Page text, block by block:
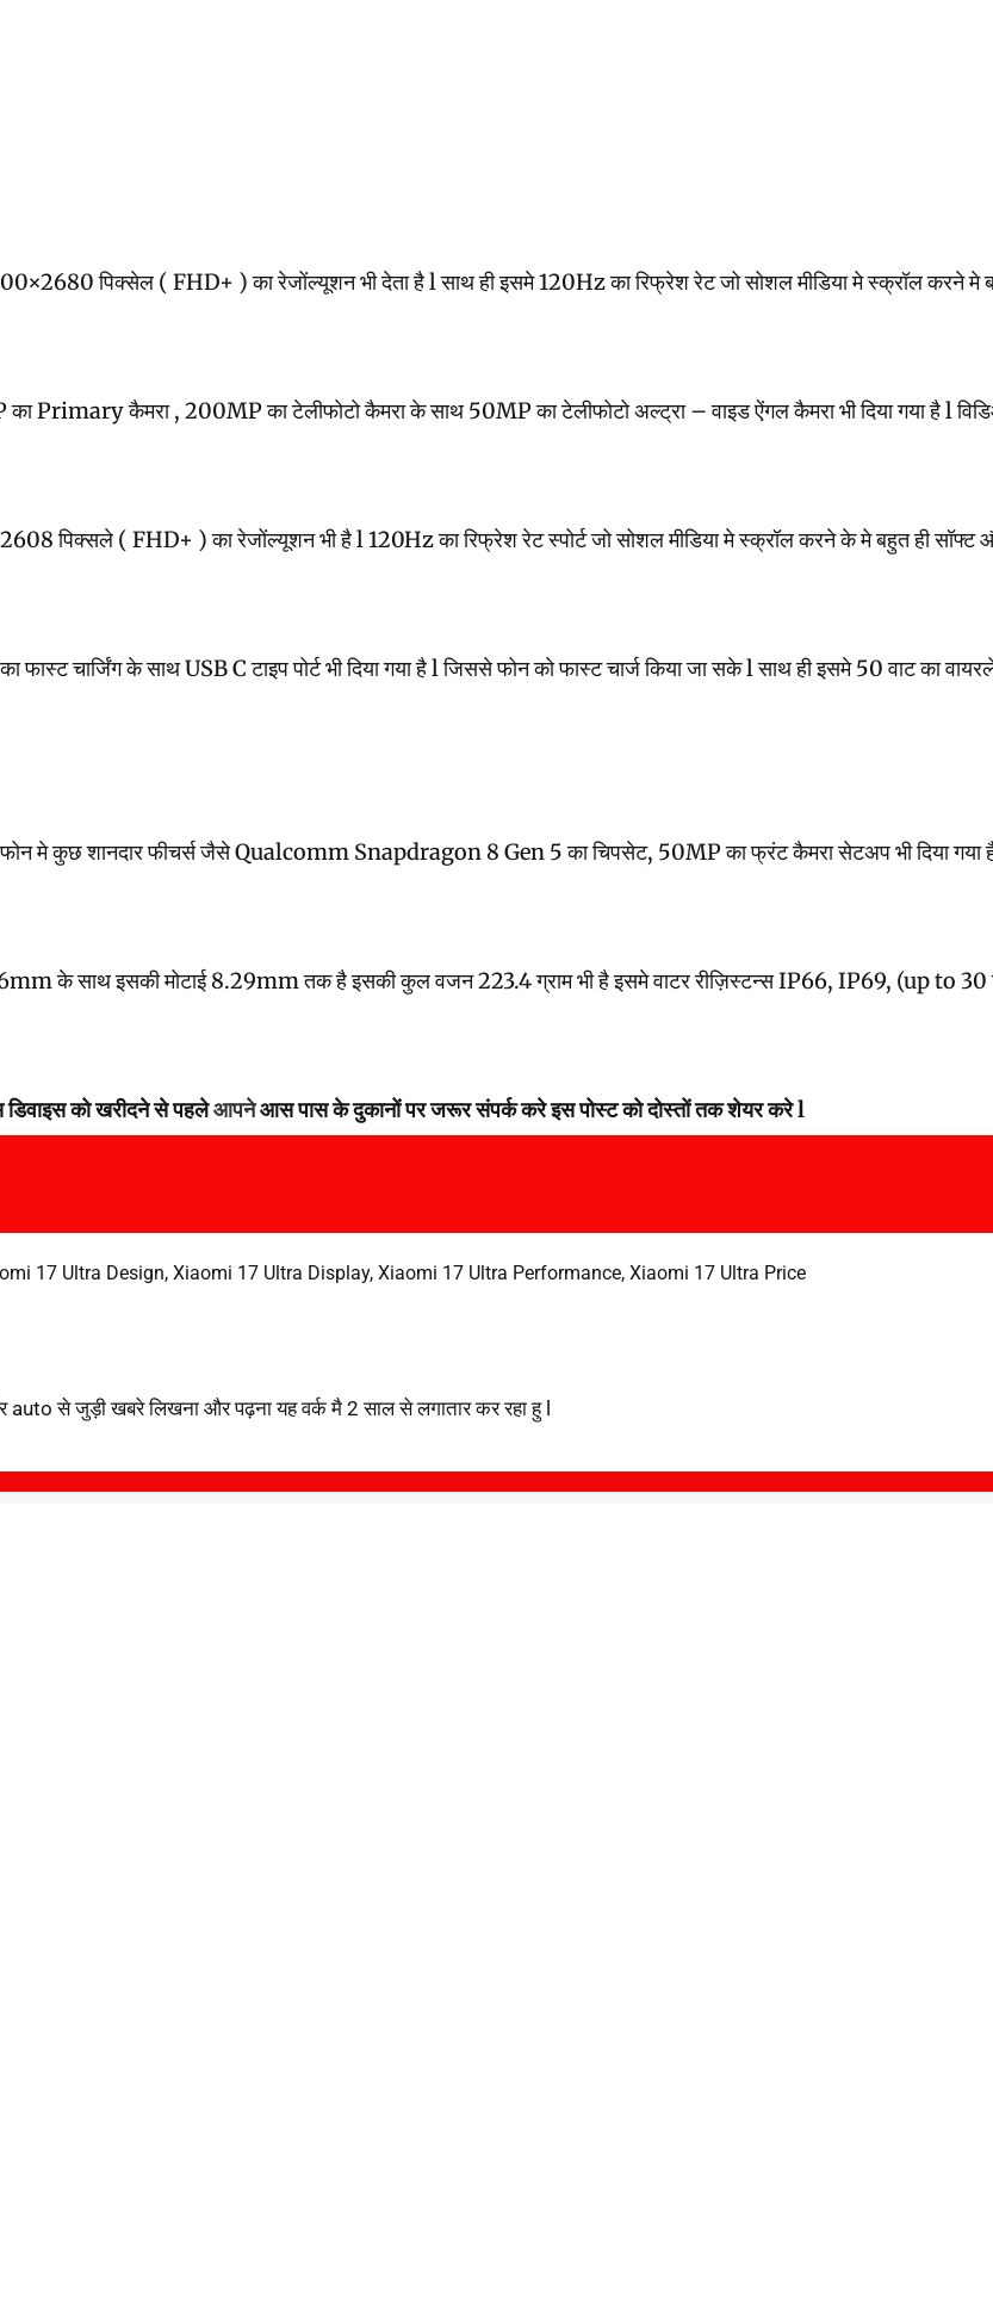
पिक्सेल ( FHD+ ) का रेजोंल्यूशन भी देता है l साथ ही इसमे 120Hz का रिफ्रेश रेट जो सोशल मीडिया मे स्क्रॉल करने मे
Primary कैमरा , 200MP का टेलीफोटो कैमरा के साथ 50MP का टेलीफोटो अल्ट्रा – वाइड ऐंगल कैमरा भी दिया गया है l
पिक्सले ( FHD+ ) का रेजोंल्यूशन भी है l 120Hz का रिफ्रेश रेट स्पोर्ट जो सोशल मीडिया मे स्क्रॉल करने के मे बहुत ही सॉफ्ट
के साथ USB C टाइप पोर्ट भी दिया गया है l जिससे फोन को फास्ट चार्ज किया जा सके l साथ ही इसमे 50 वाट का वायरलेस
मे कुछ शानदार फीचर्स जैसे Qualcomm Snapdragon 8 Gen 5 का चिपसेट, 50MP का फ्रंट कैमरा सेटअप भी दिया गया
के साथ इसकी मोटाई 8.29mm तक है इसकी कुल वजन 223.4 ग्राम भी है इसमे वाटर रीज़िस्टन्स IP66, IP69, (up to
को खरीदने से पहलेआपनेआस पास के दुकानों पर जरूर संपर्क करे इस पोस्ट को दोस्तों तक शेयर करे l
17 Ultra Design, Xiaomi 17 Ultra Display, Xiaomi 17 Ultra Performance, Xiaomi 17 Ultra Price
से जुड़ी खबरे लिखना और पढ़ना यह वर्क मै 2 साल से लगातार कर रहा हु l